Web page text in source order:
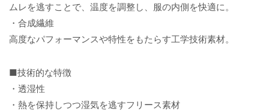
ムレを逃すことで、温度を調整し、服の内側を快適に。
・合成繊維
高度なパフォーマンスや特性をもたらす工学技術素材。
■技術的な特徴
・透湿性
・熱を保持しつつ湿気を逃すフリース素材